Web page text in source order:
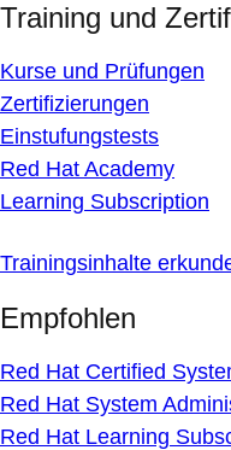
Training und
Kurse und Prüfungen
Zertifizierungen
Einstufungstests
Red Hat Academy
Learning Subscription
Trainingsinhalte
Empfohlen
Red Hat Certified
Red Hat System
Red Hat Learning